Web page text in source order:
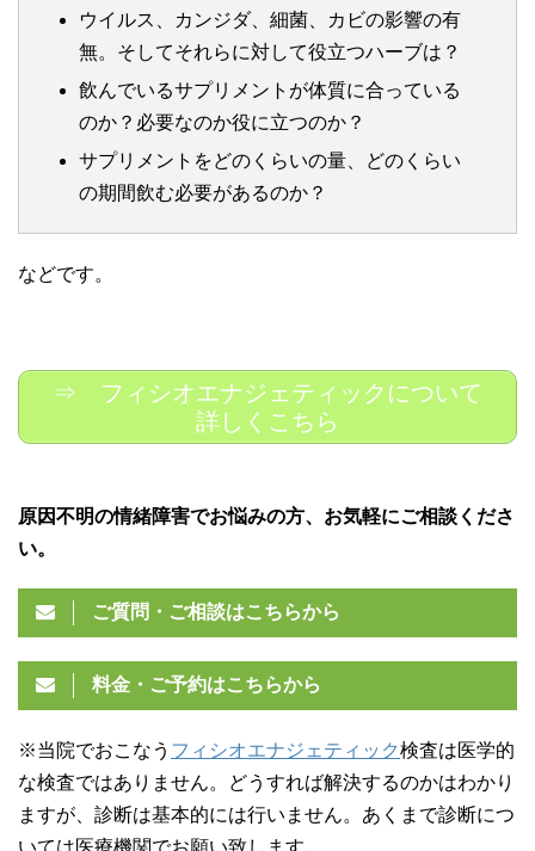
ウイルス、カンジダ、細菌、カビの影響の有
無。そしてそれらに対して役立つハーブは？
飲んでいるサプリメントが体質に合っている
のか？必要なのか役に立つのか？
サプリメントをどのくらいの量、どのくらい
の期間飲む必要があるのか？
などです。
⇒ フィシオエナジェティックについて
詳しくこちら
原因不明の情緒障害でお悩みの方、お気軽にご相談くださ
い。
ご質問・ご相談はこちらから
料金・ご予約はこちらから
※当院でおこなう フィシオエナジェティック検査は医学的
な検査ではありません。どうすれば解決するのかはわかり
ますが、診断は基本的には行いません。あくまで診断につ
いては医療機関でお願い致します。